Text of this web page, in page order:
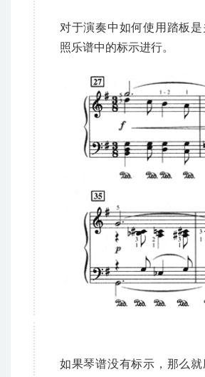
对于演奏中如何使用踏板
照乐谱中的标示进行。
如果琴谱没有标示，那么